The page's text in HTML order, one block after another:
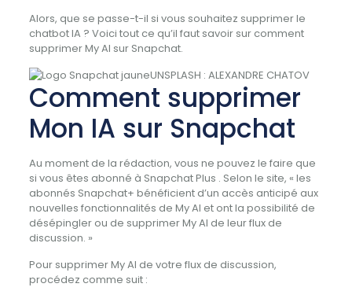
Alors, que se passe-t-il si vous souhaitez supprimer le
chatbot IA ? Voici tout ce qu’il faut savoir sur comment
supprimer My AI sur Snapchat.
UNSPLASH : ALEXANDRE CHATOV
Comment supprimer
Mon IA sur Snapchat
Au moment de la rédaction, vous ne pouvez le faire que
si vous êtes abonné à Snapchat Plus . Selon le site, « les
abonnés Snapchat+ bénéficient d’un accès anticipé aux
nouvelles fonctionnalités de My AI et ont la possibilité de
désépingler ou de supprimer My AI de leur flux de
discussion. »
Pour supprimer My AI de votre flux de discussion,
procédez comme suit :